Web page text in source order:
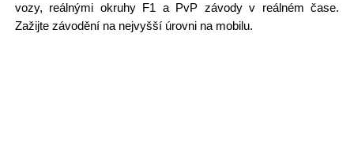
vozy, reálnými okruhy F1 a PvP závody v reálném čase.
Zažijte závodění na nejvyšší úrovni na mobilu.